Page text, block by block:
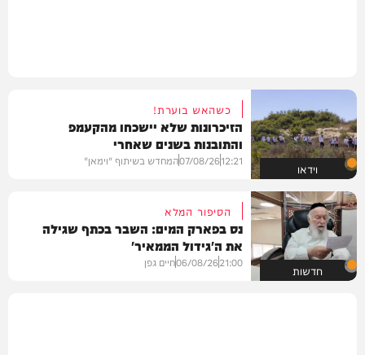
וידאו
כשהאש בוערת!
הזיכרונות שלא יישכחו מהקעמפ
והתובנות בשנים שאחרי
12:21
07/08/26המחדש בשיתוף "וימאן"
חדשות
הסיפור המלא
נס בפארק המים: השבר בכתף שגילה
את ה'גידול הממאיר'
21:00
06/08/26חיים גפן